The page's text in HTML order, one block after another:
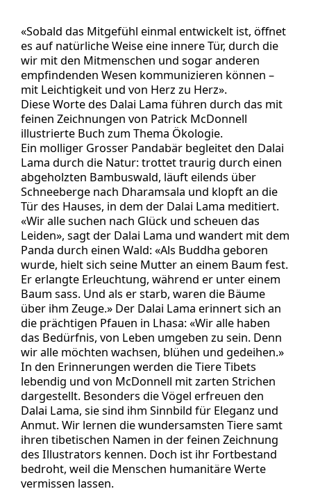
«Sobald das Mitgefühl einmal entwickelt ist, öffnet
es auf natürliche Weise eine innere Tür, durch die
wir mit den Mitmenschen und sogar anderen
empfindenden Wesen kommunizieren können –
mit Leichtigkeit und von Herz zu Herz».
Diese Worte des Dalai Lama führen durch das mit
feinen Zeichnungen von Patrick McDonnell
illustrierte Buch zum Thema Ökologie.
Ein molliger Grosser Pandabär begleitet den Dalai
Lama durch die Natur: trottet traurig durch einen
abgeholzten Bambuswald, läuft eilends über
Schneeberge nach Dharamsala und klopft an die
Tür des Hauses, in dem der Dalai Lama meditiert.
«Wir alle suchen nach Glück und scheuen das
Leiden», sagt der Dalai Lama und wandert mit dem
Panda durch einen Wald: «Als Buddha geboren
wurde, hielt sich seine Mutter an einem Baum fest.
Er erlangte Erleuchtung, während er unter einem
Baum sass. Und als er starb, waren die Bäume
über ihm Zeuge.» Der Dalai Lama erinnert sich an
die prächtigen Pfauen in Lhasa: «Wir alle haben
das Bedürfnis, von Leben umgeben zu sein. Denn
wir alle möchten wachsen, blühen und gedeihen.»
In den Erinnerungen werden die Tiere Tibets
lebendig und von McDonnell mit zarten Strichen
dargestellt. Besonders die Vögel erfreuen den
Dalai Lama, sie sind ihm Sinnbild für Eleganz und
Anmut. Wir lernen die wundersamsten Tiere samt
ihren tibetischen Namen in der feinen Zeichnung
des Illustrators kennen. Doch ist ihr Fortbestand
bedroht, weil die Menschen humanitäre Werte
vermissen lassen.